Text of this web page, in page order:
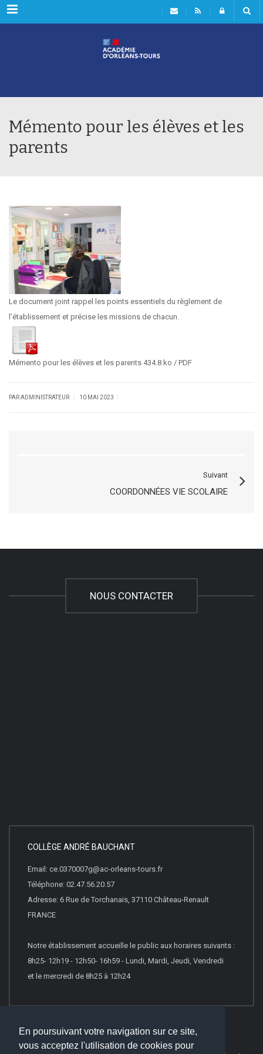
En poursuivant votre navigation sur ce site,
vous acceptez l'utilisation de cookies pour
Rubriques
Mémento pour les élèves et les
parents
Le document joint rappel les points essentiels du règlement de
l’établissement et précise les missions de chacun.
Mémento pour les élèves et les parents 434.8 ko / PDF
PAR ADMINISTRATEUR 10 MAI 2023
Suivant
COORDONNÉES VIE SCOLAIRE
NOUS CONTACTER
COLLÈGE ANDRÉ BAUCHANT
Email: ce.0370007g@ac-orleans-tours.fr
Téléphone: 02.47.56.20.57
Adresse: 6 Rue de Torchanais, 37110 Château-Renault
FRANCE
Notre établissement accueille le public aux horaires suivants :
8h25- 12h19 - 12h50- 16h59 - Lundi, Mardi, Jeudi, Vendredi
et le mercredi de 8h25 à 12h24